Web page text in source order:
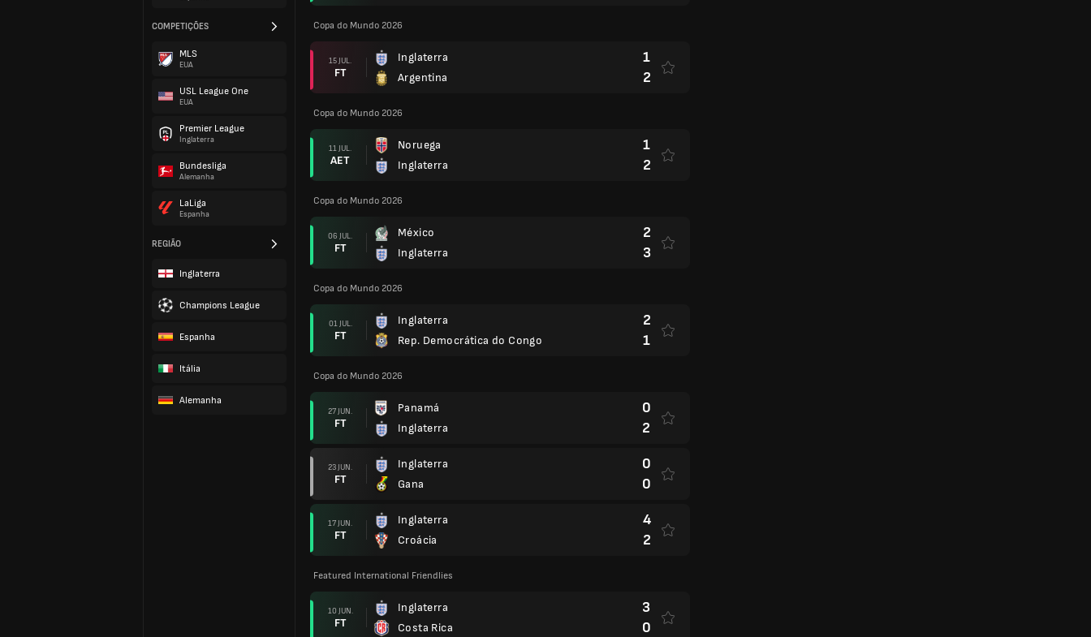
COMPETIÇÕES
MLS
EUA
USL League One
EUA
Premier League
Inglaterra
Bundesliga
Alemanha
LaLiga
Espanha
REGIÃO
Inglaterra
Champions League
Espanha
Itália
Alemanha
Copa do Mundo 2026
15 JUL.
FT
Inglaterra
Argentina
1
2
Copa do Mundo 2026
11 JUL.
AET
Noruega
Inglaterra
1
2
Copa do Mundo 2026
06 JUL.
FT
México
Inglaterra
2
3
Copa do Mundo 2026
01 JUL.
FT
Inglaterra
Rep. Democrática do Congo
2
1
Copa do Mundo 2026
27 JUN.
FT
Panamá
Inglaterra
0
2
23 JUN.
FT
Inglaterra
Gana
0
0
17 JUN.
FT
Inglaterra
Croácia
4
2
Featured International Friendlies
10 JUN.
FT
Inglaterra
Costa Rica
3
0